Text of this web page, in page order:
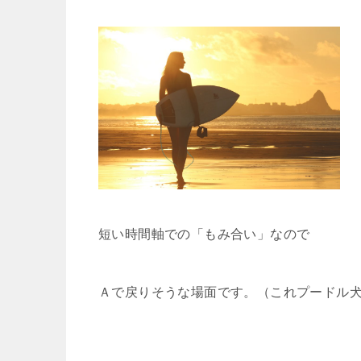
短い時間軸での「もみ合い」なので
Ａで戻りそうな場面です。（これプードル